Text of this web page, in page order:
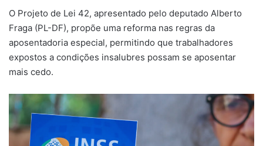
O Projeto de Lei 42, apresentado pelo deputado Alberto
Fraga (PL-DF), propõe uma reforma nas regras da
aposentadoria especial, permitindo que trabalhadores
expostos a condições insalubres possam se aposentar
mais cedo.